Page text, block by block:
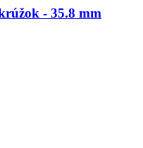
- 35.8 mm